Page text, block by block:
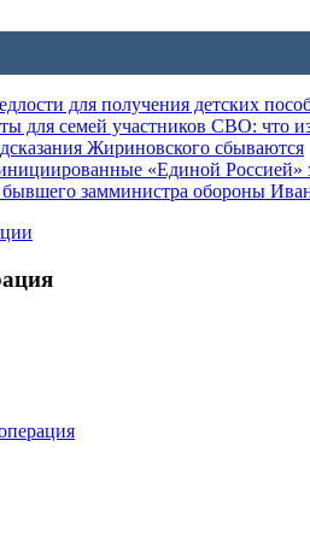
для получения детских
для семей участников СВО: что
Жириновского сбываются
«Единой Россией»
бывшего замминистра обороны